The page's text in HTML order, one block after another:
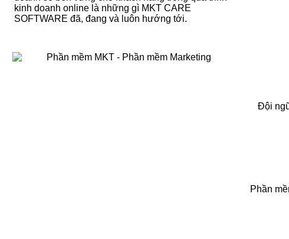
kinh doanh online là những gì MKT CARE
SOFTWARE đã, đang và luôn hướng tới.
Đội
Phần